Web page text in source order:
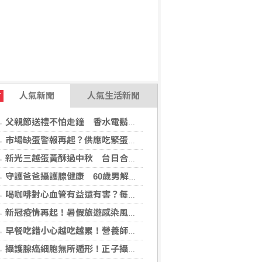
人氣新聞 人氣生活新聞
父親節送禮不怕走鐘 香水電鬍刀千年不敗
市場缺蛋警報再起？供應吃緊蛋價蠢蠢欲動
新光三越蛋黃酥過中秋 台日合作開發話題新品
守護爸爸攝護腺健康 60歲男解尿異常 靠PHI檢測及早揪出攝護腺癌
喝咖啡對心血管有益還有害？每日可以喝幾杯咖啡？美心臟協會一次解答
新冠疫情再起！暑假旅遊感染風險增 專家教你這樣做好防護
早餐吃錯小心越吃越累！營養師點名3大NG組合：根本「台式安眠藥」
攝護腺癌細胞無所遁形！正子攝影掃描揪出攝護腺癌，精準定位助早期治療